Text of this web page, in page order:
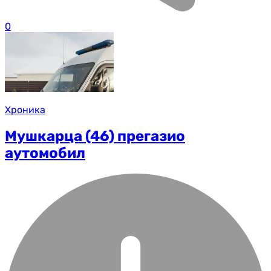
0
Хроника
Мушкарца (46) прегазио
аутомобил